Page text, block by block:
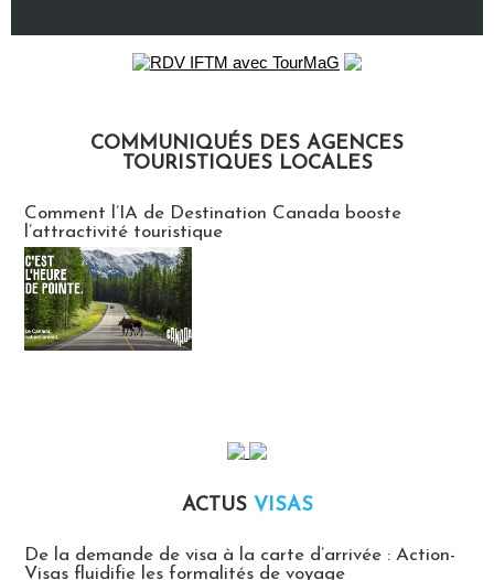
COMMUNIQUÉS DES AGENCES
TOURISTIQUES LOCALES
Comment l’IA de Destination Canada booste
l’attractivité touristique
ACTUS VISAS
De la demande de visa à la carte d’arrivée : Action-
Visas fluidifie les formalités de voyage